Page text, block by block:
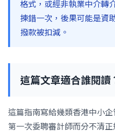
格式，或經非執業中介轉
揀錯一次，後果可能是資
撥款被扣減。
這篇文章適合誰閱讀
這篇指南寫給幾類香港中小
第一次委聘審計師而分不清